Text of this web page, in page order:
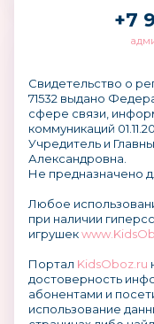
+7
Свидетельство о
71532 выдано
сфере связи,
коммуникаций
Учредитель и
Александровна.
Не предназначено
Любое
при наличии
игрушек
Портал KidsOboz.ru
достоверность
абонентами и
использование